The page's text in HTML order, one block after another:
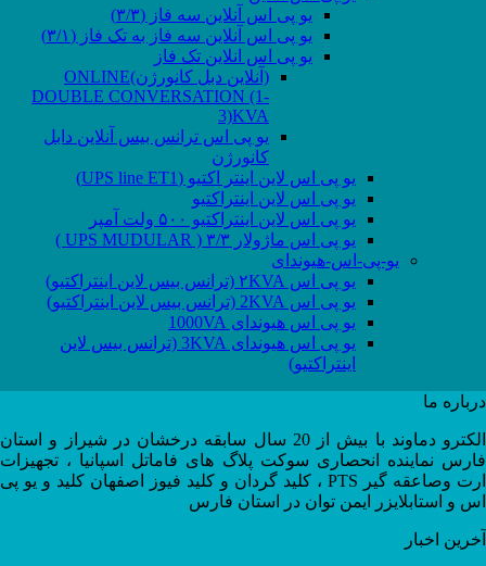
یو پی اس آنلاین سه فاز (۳/۳)
یو پی اس آنلاین سه فاز به تک فاز (۳/۱)
یو پی اس انلاین تک فاز
(آنلاین دبل کانورژن)ONLINE
DOUBLE CONVERSATION (1-
3)KVA
یو پی اس ترانس بیس آنلاین دابل
کانورژن
یو پی اس لاین اینتر اکتیو (UPS line ET1)
یو پی اس لاین اینتراکتیو
یو پی اس لاین اینتراکتیو ۵۰۰ ولت آمپر
یو پی اس ماژولار ۳/۳ ( UPS MUDULAR )
یو-پی-اس-هیوندای
یو پی اس ۲KVA (ترانس بیس لاین اینتراکتیو)
یو پی اس 2KVA (ترانس بیس لاین اینتراکتیو)
یو پی اس هیوندای 1000VA
یو پی اس هیوندای 3KVA (ترانس بیس لاین
اینتراکتیو)
درباره ما
الکترو دماوند با بیش از 20 سال سابقه درخشان در شیراز و استان
فارس نماینده انحصاری سوکت پلاگ های فاماتل اسپانیا ، تجهیزات
ارت وصاعقه گیر PTS ، کلید گردان و کلید فیوز اصفهان کلید و یو پی
اس و استابلایزر ایمن توان در استان فارس
آخرین اخبار